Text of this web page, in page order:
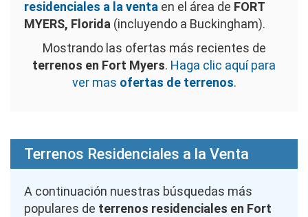
residenciales a la venta en el área de FORT
MYERS, Florida (incluyendo a Buckingham).
Mostrando las ofertas más recientes de
terrenos en Fort Myers. Haga clic aquí para
ver mas ofertas de terrenos.
Terrenos Residenciales a la Venta
A continuación nuestras búsquedas más
populares de terrenos residenciales en Fort